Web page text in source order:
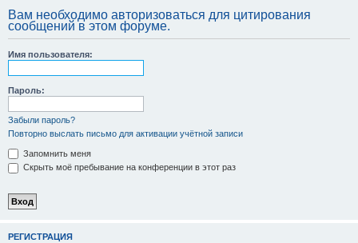
с
Вам необходимо авторизоваться для цитирования
сообщений в этом форуме.
Имя пользователя:
Пароль:
Забыли пароль?
Повторно выслать письмо для активации учётной записи
Запомнить меня
Скрыть моё пребывание на конференции в этот раз
РЕГИСТРАЦИЯ